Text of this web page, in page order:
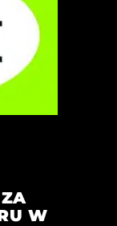
W